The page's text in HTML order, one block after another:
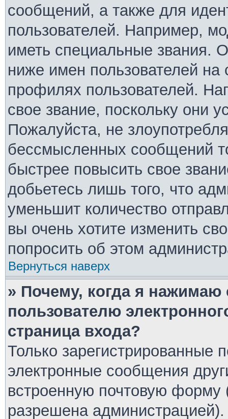
сообщений, а также для
пользователей. Например,
иметь специальные звания.
ниже имен пользователей на
профилях пользователей.
свое звание, поскольку они
Пожалуйста, не
бессмысленных сообщений
быстрее повысить свое
добьетесь лишь того, что
уменьшит количество
вы очень хотите изменить
попросить об этом
Вернуться наверх
» Почему, когда я нажимаю
пользователю
страница входа?
Только зарегистрированные
электронные сообщения
встроенную почтовую форму
разрешена